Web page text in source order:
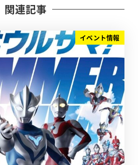
関連記事
イベント情報